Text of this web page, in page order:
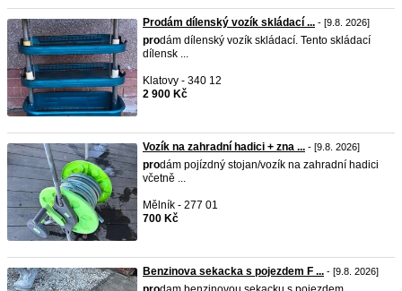
Prodám dílenský vozík skládací ... - [9.8. 2026]
prodám dílenský vozík skládací. Tento skládací
dílensk ...
Klatovy - 340 12
2 900 Kč
Vozík na zahradní hadici + zna ... - [9.8. 2026]
prodám pojízdný stojan/vozík na zahradní hadici
včetně ...
Mělník - 277 01
700 Kč
Benzinova sekacka s pojezdem F ... - [9.8. 2026]